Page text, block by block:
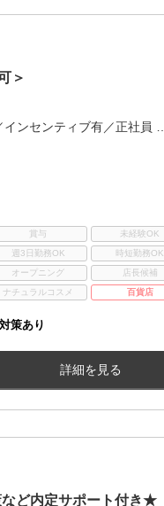
＞
ンセンティブ有／正社員 …
賞与
未経験OK
週3日勤務OK
時短勤務OK
オープニング
店長候補
ナチュラルコスメ 百貨店
策あり
詳細を見る
など内定サポート付き★